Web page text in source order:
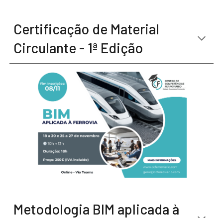
Certificação de Material
Circulante - 1ª Edição
Metodologia BIM aplicada à